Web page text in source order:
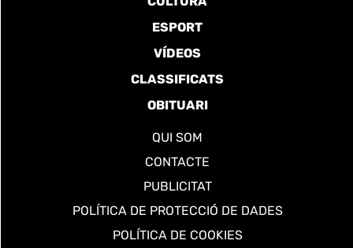
ESPORT
VÍDEOS
CLASSIFICATS
OBITUARI
QUI SOM
CONTACTE
PUBLICITAT
POLÍTICA DE PROTECCIÓ DE DADES
POLÍTICA DE COOKIES